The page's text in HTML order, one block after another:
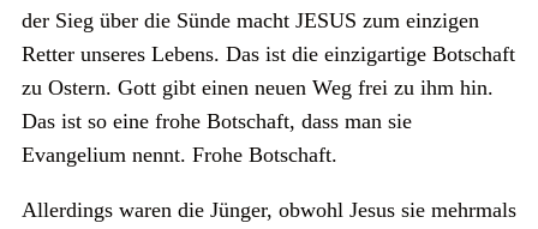
der Sieg über die Sünde macht JESUS zum einzigen
Retter unseres Lebens. Das ist die einzigartige Botschaft
zu Ostern. Gott gibt einen neuen Weg frei zu ihm hin.
Das ist so eine frohe Botschaft, dass man sie
Evangelium nennt. Frohe Botschaft.
Allerdings waren die Jünger, obwohl Jesus sie mehrmals